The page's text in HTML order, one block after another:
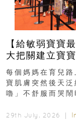
【給敏弱寶寶
大把關建立寶
每個媽媽在育兒
寶肌膚突然後天
嚕」不舒服而哭
29th July, 2026 ｜